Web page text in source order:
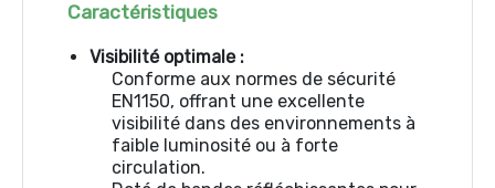
Caractéristiques
Visibilité optimale :
Conforme aux normes de sécurité
EN1150, offrant une excellente
visibilité dans des environnements à
faible luminosité ou à forte
circulation.